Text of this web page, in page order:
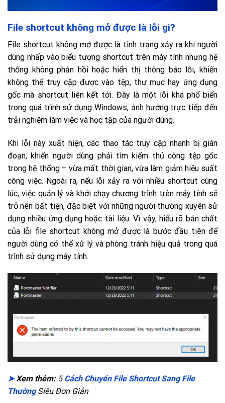
File shortcut không mở được là lỗi gì?
File shortcut không mở được là tình trạng xảy ra khi người
dùng nhấp vào biểu tượng shortcut trên máy tính nhưng hệ
thống không phản hồi hoặc hiển thị thông báo lỗi, khiến
không thể truy cập được vào tệp, thư mục hay ứng dụng
gốc mà shortcut liên kết tới. Đây là một lỗi khá phổ biến
trong quá trình sử dụng Windows, ảnh hưởng trực tiếp đến
trải nghiệm làm việc và học tập của người dùng.
Khi lỗi này xuất hiện, các thao tác truy cập nhanh bị gián
đoạn, khiến người dùng phải tìm kiếm thủ công tệp gốc
trong hệ thống – vừa mất thời gian, vừa làm giảm hiệu suất
công việc. Ngoài ra, nếu lỗi xảy ra với nhiều shortcut cùng
lúc, việc quản lý và khởi chạy chương trình trên máy tính sẽ
trở nên bất tiện, đặc biệt với những người thường xuyên sử
dụng nhiều ứng dụng hoặc tài liệu. Vì vậy, hiểu rõ bản chất
của lỗi file shortcut không mở được là bước đầu tiên để
người dùng có thể xử lý và phòng tránh hiệu quả trong quá
trình sử dụng máy tính.
➤Xem thêm: 5Cách Chuyển File Shortcut Sang File
ThườngSiêu Đơn Giản